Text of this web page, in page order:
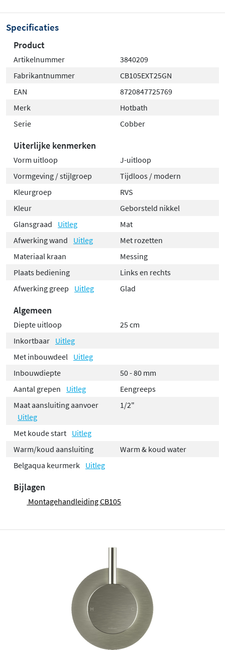
Specificaties
Product
Artikelnummer
3840209
Fabrikantnummer
CB105EXT25GN
EAN
8720847725769
Merk
Hotbath
Serie
Cobber
Uiterlijke kenmerken
Vorm uitloop
J-uitloop
Vormgeving / stijlgroep
Tijdloos / modern
Kleurgroep
RVS
Kleur
Geborsteld nikkel
Glansgraad
Uitleg
Mat
Afwerking wand
Uitleg
Met rozetten
Materiaal kraan
Messing
Plaats bediening
Links en rechts
Afwerking greep
Uitleg Glad
Algemeen
Diepte uitloop
25 cm
Inkortbaar Uitleg
Met inbouwdeel
Uitleg
Inbouwdiepte
50 - 80 mm
Aantal grepen
Uitleg
Eengreeps
Maat aansluiting aanvoer
Uitleg
1/2"
Met koude start Uitleg
Warm/koud aansluiting
Warm & koud water
Belgaqua keurmerk Uitleg
Bijlagen
Montagehandleiding CB105